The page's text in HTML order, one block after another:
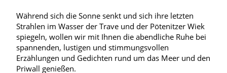
Während sich die Sonne senkt und sich ihre letzten
Strahlen im Wasser der Trave und der Pötenitzer Wiek
spiegeln, wollen wir mit Ihnen die abendliche Ruhe bei
spannenden, lustigen und stimmungsvollen
Erzählungen und Gedichten rund um das Meer und den
Priwall genießen.